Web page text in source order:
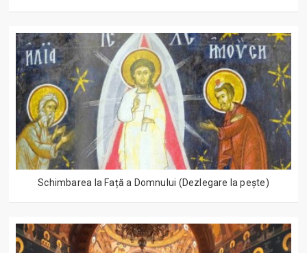
Schimbarea la Față a Domnului (Dezlegare la peşte)